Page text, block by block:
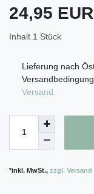
24,95 EUR
Inhalt 1 Stück
Lieferung nach
Versand.
*inkl. MwSt., zzgl. Versand